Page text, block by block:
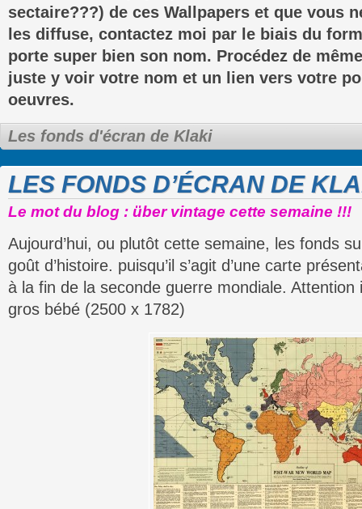
sectaire???) de ces Wallpapers et que vous
les diffuse, contactez moi par le biais du
porte super bien son nom. Procédez de
juste y voir votre nom et un lien vers votre
oeuvres.
Les fonds d'écran de Klaki
LES FONDS D’ÉCRAN DE
Le mot du blog : über vintage cette semaine !!!
Aujourd’hui, ou plutôt cette semaine, les fonds
goût d’histoire. puisqu’il s’agit d’une carte
à la fin de la seconde guerre mondiale. Attention
gros bébé (2500 x 1782)